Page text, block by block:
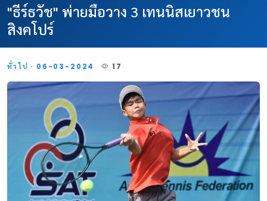
"ธีร์ธวัช" พ่ายมือวาง 3 เทนนิสเยาวชน
สิงคโปร์
ทั่วไป · 06-03-2024 17